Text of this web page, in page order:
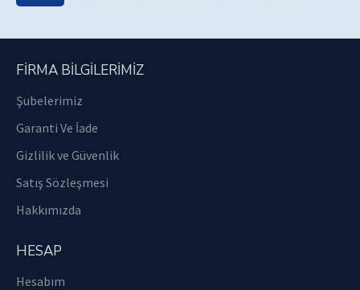
FIRMA BILGILERIMIZ
Şubelerimiz
Garanti Ve İade
Gizlilik ve Güvenlik
Satış Sözleşmesi
Hakkımızda
HESAP
Hesabım